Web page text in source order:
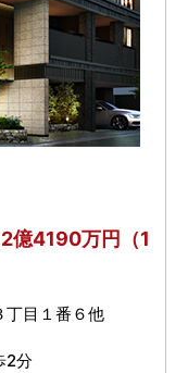
億4190万円（1
丁目１番６他
2分